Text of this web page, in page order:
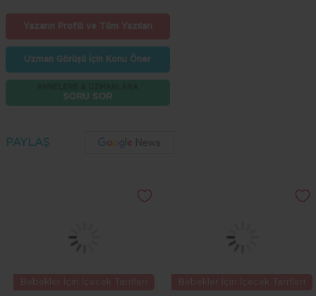
Uzman Görüşü İçin Konu Öner
SORU SOR
PAYLAŞ